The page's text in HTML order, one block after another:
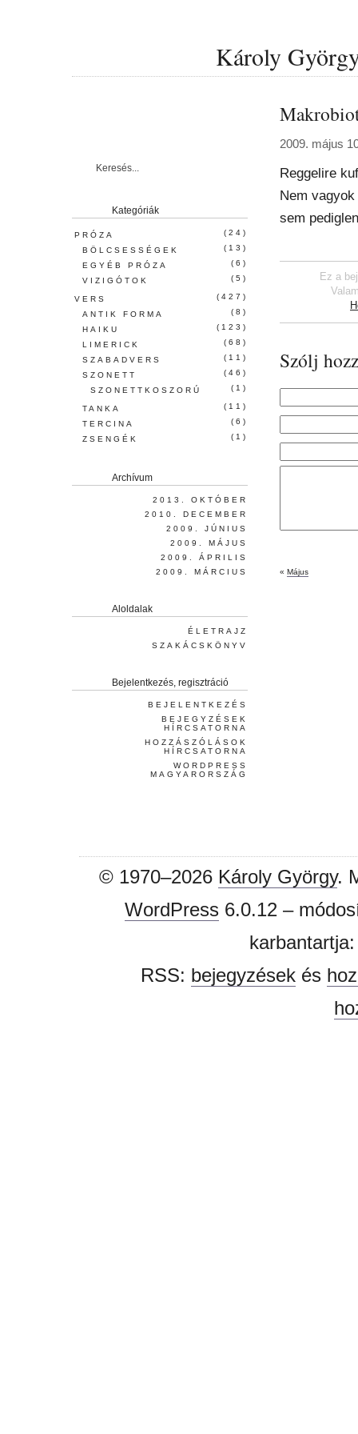
Károly
2009. május
Reggelire
Nem
sem
Ez a
Szólj
« Május
Kategóriák
PRÓZA
(24)
BÖLCSESSÉGEK
(13)
EGYÉB PRÓZA
(6)
VIZIGÓTOK
(5)
VERS
(427)
ANTIK FORMA
(8)
HAIKU
(123)
LIMERICK
(68)
SZABADVERS
(11)
SZONETT
(46)
SZONETTKOSZORÚ
(1)
TANKA
(11)
TERCINA
(6)
ZSENGÉK
(1)
Archívum
2013. OKTÓBER
2010. DECEMBER
2009. JÚNIUS
2009. MÁJUS
2009. ÁPRILIS
2009. MÁRCIUS
Aloldalak
ÉLETRAJZ
SZAKÁCSKÖNYV
Bejelentkezés, regisztráció
BEJELENTKEZÉS
BEJEGYZÉSEK
HÍRCSATORNA
HOZZÁSZÓLÁSOK
HÍRCSATORNA
WORDPRESS
MAGYARORSZÁG
© 1970–2026 Károly György.
WordPress6.0.12 –
RSS: bejegyzésekés